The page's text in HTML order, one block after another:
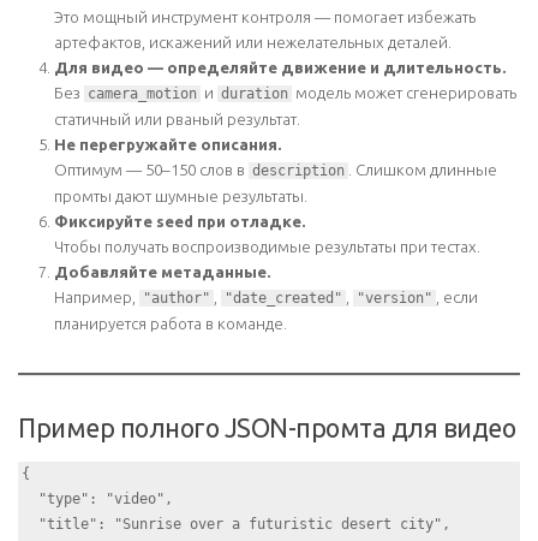
Это мощный инструмент контроля — помогает избежать
артефактов, искажений или нежелательных деталей.
Для видео — определяйте движение и длительность.
Без camera_motion и duration модель может сгенерировать
статичный или рваный результат.
Не перегружайте описания.
Оптимум — 50–150 слов в description
. Слишком длинные
промты дают шумные результаты.
Фиксируйте seed при отладке.
Чтобы получать воспроизводимые результаты при тестах.
Добавляйте метаданные.
Например,
"author" "date_created" "version"
, если
планируется работа в команде.
Пример полного JSON-промта для видео
{